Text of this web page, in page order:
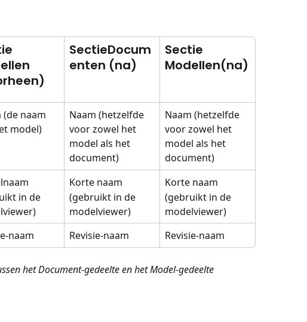
SectieDocum
enten (na)
Sectie
Modellen(na)
(de naam
model)
Naam (hetzelfde
voor zowel het
model als het
document)
Naam (hetzelfde
voor zowel het
model als het
document)
in de
Korte naam
(gebruikt in de
modelviewer)
Korte naam
(gebruikt in de
modelviewer)
naam Revisie-naam Revisie-naam
het Document-gedeelte en het Model-gedeelte